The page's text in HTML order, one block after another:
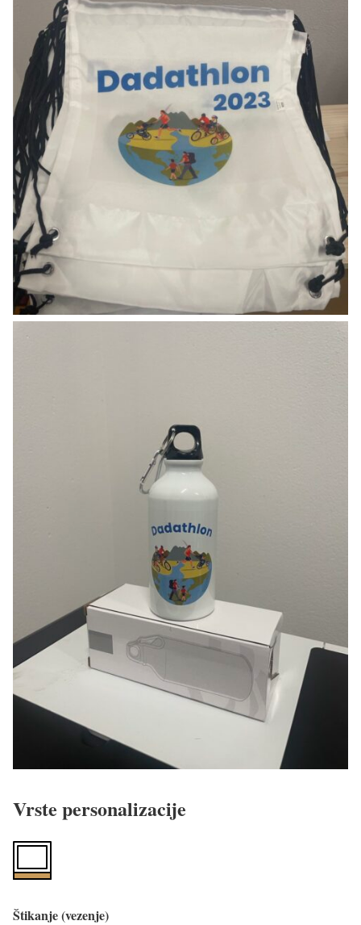
Vrste personalizacije
Štikanje (vezenje)